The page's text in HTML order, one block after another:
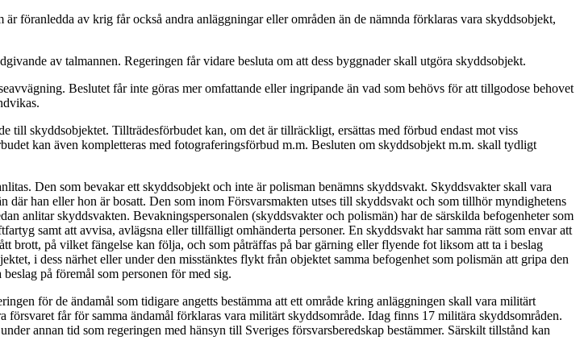
föranledda av krig får också andra anläggningar eller områden än de nämnda förklaras vara skyddsobjekt,
av talmannen. Regeringen får vidare besluta om att dess byggnader skall utgöra skyddsobjekt.
Beslutet får inte göras mer omfattande eller ingripande än vad som behövs för att tillgodose behovet
skyddsobjektet. Tillträdesförbudet kan, om det är tillräckligt, ersättas med förbud endast mot viss
kan även kompletteras med fotograferingsförbud m.m. Besluten om skyddsobjekt m.m. skall tydligt
Den som bevakar ett skyddsobjekt och inte är polisman benämns skyddsvakt. Skyddsvakter skall vara
han eller hon är bosatt. Den som inom Försvarsmakten utses till skyddsvakt och som tillhör myndighetens
anlitar skyddsvakten. Bevakningspersonalen (skyddsvakter och polismän) har de särskilda befogenheter som
samt att avvisa, avlägsna eller tillfälligt omhänderta personer. En skyddsvakt har samma rätt som envar att
brott, på vilket fängelse kan följa, och som påträffas på bar gärning eller flyende fot liksom att ta i beslag
i dess närhet eller under den misstänktes flykt från objektet samma befogenhet som polismän att gripa den
på föremål som personen för med sig.
för de ändamål som tidigare angetts bestämma att ett område kring anläggningen skall vara militärt
får för samma ändamål förklaras vara militärt skyddsområde. Idag finns 17 militära skyddsområden.
annan tid som regeringen med hänsyn till Sveriges försvarsberedskap bestämmer. Särskilt tillstånd kan